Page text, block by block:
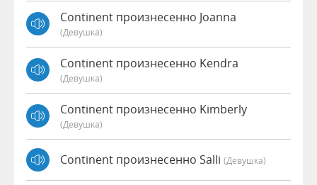
Continent произнесенно Joanna
(девушка)
Continent произнесенно Kendra
(девушка)
Continent произнесенно Kimberly
(девушка)
Continent произнесенно Salli (девушка)